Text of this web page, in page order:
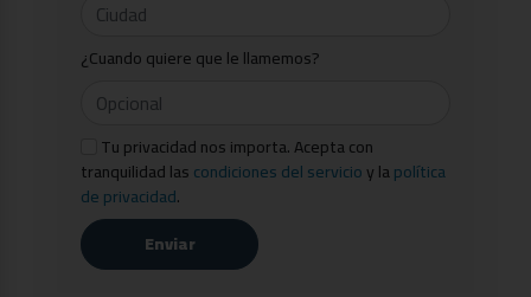
¿Cuando quiere que le llamemos?
Tu privacidad nos importa. Acepta con
tranquilidad lascondiciones del servicioy lapolítica
de privacidad.
Enviar